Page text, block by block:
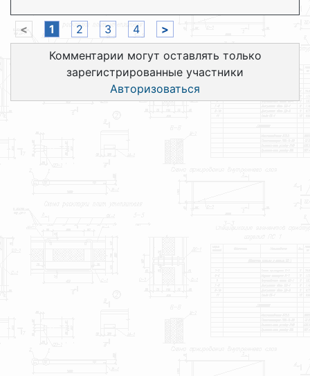
< 1 2 3 4
>
Комментарии могут оставлять только
зарегистрированные участники
Авторизоваться